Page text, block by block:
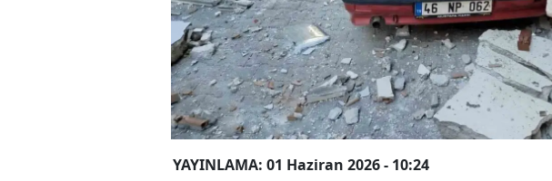
YAYINLAMA: 01 Haziran 2026 - 10:24